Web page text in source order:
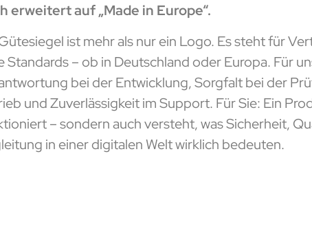
erweitert auf „Made in Europe“.
ist mehr als nur ein Logo. Es steht für
Standards – ob in Deutschland oder Europa. Für
bei der Entwicklung, Sorgfalt bei der
und Zuverlässigkeit im Support. Für Sie: Ein
– sondern auch versteht, was Sicherheit,
in einer digitalen Welt wirklich bedeuten.